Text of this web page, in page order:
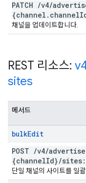
PATCH /v4/
{channel . channel
채널을 업데이트합니다.
REST 리소스:
sites
메서드
bulkEdit
POST /v4/
{channelId}/
단일 채널의 사이트를 일